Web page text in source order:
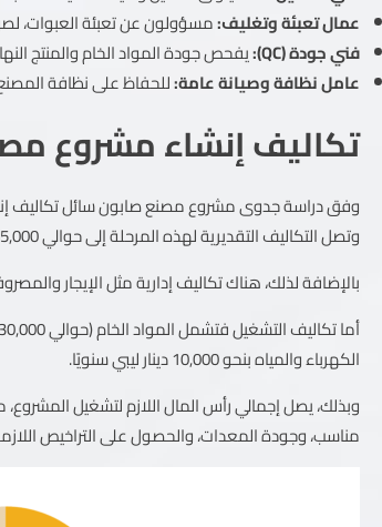
عمال تعبئة وتغليف:مسؤولون عن تعبئة العبوات،
فني جودة (QC):
يفحص جودة المواد الخام والمنتج
عامل نظافة وصيانة عامة:للحفاظ على نظافة
تكاليف إنشاء مشروع
وفق دراسة جدوى مشروع مصنع صابون سائل تكاليف
وتصل التكاليف التقديرية لهذه المرحلة إلى حوالي 785,000 دينار ليبي.
بالإضافة لذلك، هناك تكاليف إدارية مثل الإيجار والمصروفات
الكهرباء والمياه بنحو 10,000 دينار ليبي سنويًا.
مناسب، وجودة المعدات، والحصول على التراخيص